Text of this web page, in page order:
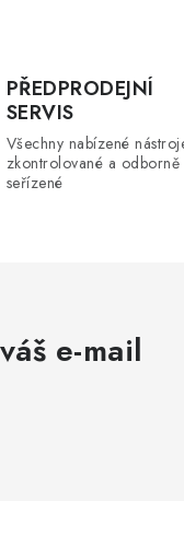
PŘEDPRODEJNÍ
SERVIS
Všechny nabízené
zkontrolované a odborně
seřízené
e-mail